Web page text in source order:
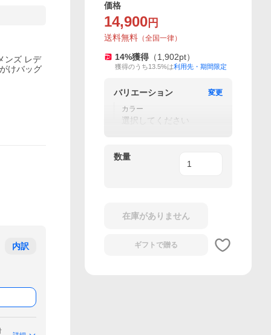
ンズ レデ
けバッグ
内訳
価格
14,900 円
送料無料 （全国一律）
14%獲得 （1,902pt）
獲得のうち13.5%は利用先・期間限定
バリエーション
変更
カラー
選択してください
数量
在庫がありません
ギフトで贈る